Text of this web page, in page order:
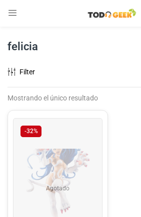
felicia
Filter
Mostrando el único resultado
-32%
Agotado
Enter your username and password to login.
Remember me